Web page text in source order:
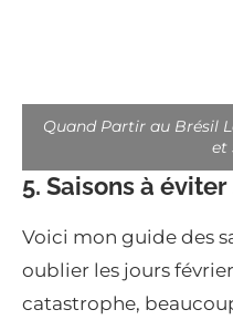
Quand Partir au Brésil
et
5. Saisons à
Voici mon guide des
oublier les jours
catastrophe,